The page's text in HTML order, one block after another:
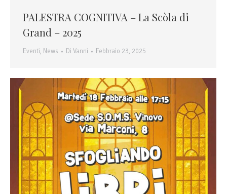
PALESTRA COGNITIVA – La Scòla di
Grand – 2025
Eventi, News Di Vanni Febbraio 23, 2025